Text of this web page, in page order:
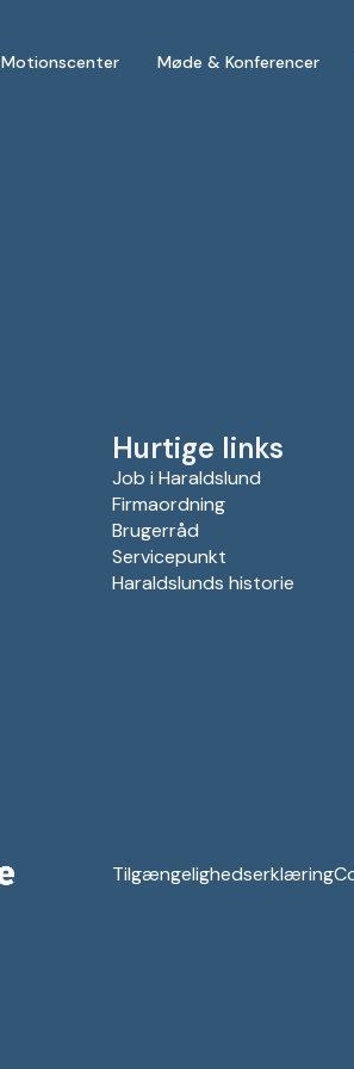
Motionscenter Møde & Konferencer
Hurtige links
Job i Haraldslund
Firmaordning
Brugerråd
Servicepunkt
Haraldslunds historie
Tilgængelighedserklæring